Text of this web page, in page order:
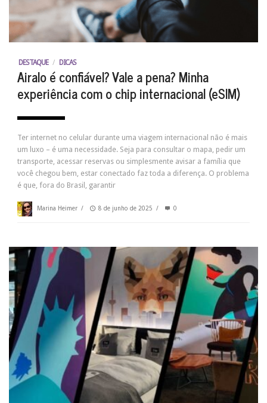
DESTAQUE / DICAS
Airalo é confiável? Vale a pena? Minha
experiência com o chip internacional (eSIM)
Ter internet no celular durante uma viagem internacional não é mais
um luxo – é uma necessidade. Seja para consultar o mapa, pedir um
transporte, acessar reservas ou simplesmente avisar a família que
você chegou bem, estar conectado faz toda a diferença. O problema
é que, fora do Brasil, garantir
Marina Heimer / 8 de junho de 2025 / 0